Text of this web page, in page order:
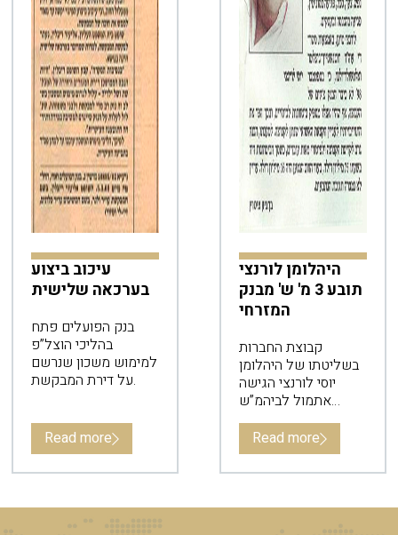
עיכוב ביצוע
בערכאה שלישית
בנק הפועלים פתח
בהליכי הוצל”פ
למימוש משכון שנרשם
על דירת המבקשת.
Read more
היהלומן לורנצי
תובע 3 מ' ש' מבנק
המזרחי
קבוצת החברות
בשליטתו של היהלומן
יוסי לורנצי הגישה
אתמול לביהמ”ש
המחוזי בתל אביב
Read more